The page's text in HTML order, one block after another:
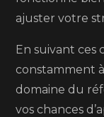
ajuster votre
En suivant ces
constamment
domaine du
vos chances